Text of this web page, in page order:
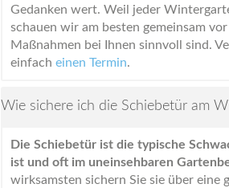
Gedanken wert. Weil jeder
schauen wir am besten gemeinsam
Maßnahmen bei Ihnen sinnvoll sind.
einfach einen Termin.
Wie sichere ich die Schiebetür am
Die Schiebetür ist die typische
ist und oft im uneinsehbaren
wirksamsten sichern Sie sie über eine